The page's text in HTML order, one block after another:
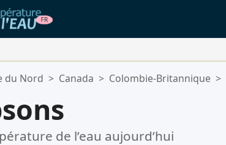
Favoris:
du Nord > Canada > Colombie-Britannique >
de l’eau aujourd’hui